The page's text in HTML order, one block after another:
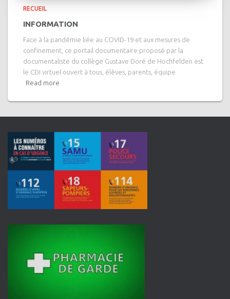
RECUEIL
INFORMATION
Face à la pandémie liée au COVID-19 et aux mesures de
confinement, ce portail documentaire proposé par la
documentaliste du collège Gustave Doré de Hochfelden est
le CDI virtuel ouvert à tous, élèves, parents, équipe
Read more